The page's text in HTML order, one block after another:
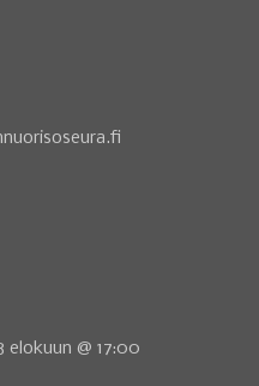
elokuun @ 17:00